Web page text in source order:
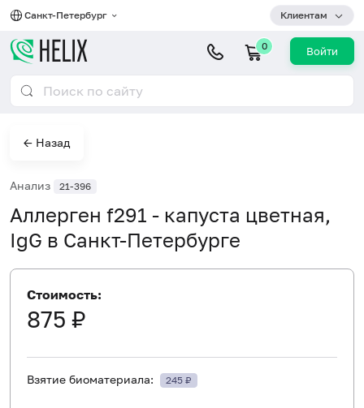
Санкт-Петербург Клиентам
0 Войти
← Назад
Анализ 21-396
Аллерген f291 - капуста цветная,
IgG в Санкт-Петербурге
Стоимость:
875 ₽
Взятие биоматериала: 245 ₽